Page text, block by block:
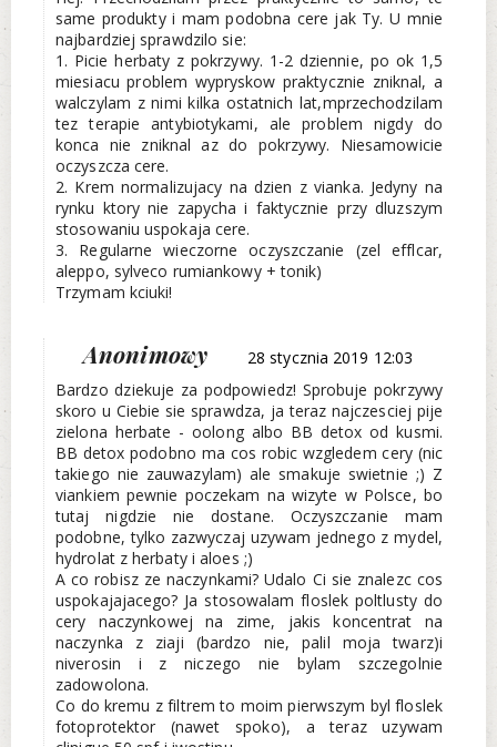
same produkty i mam podobna cere jak Ty. U mnie
najbardziej sprawdzilo sie:
1. Picie herbaty z pokrzywy. 1-2 dziennie, po ok 1,5
miesiacu problem wypryskow praktycznie zniknal, a
walczylam z nimi kilka ostatnich lat,mprzechodzilam
tez terapie antybiotykami, ale problem nigdy do
konca nie zniknal az do pokrzywy. Niesamowicie
oczyszcza cere.
2. Krem normalizujacy na dzien z vianka. Jedyny na
rynku ktory nie zapycha i faktycznie przy dluzszym
stosowaniu uspokaja cere.
3. Regularne wieczorne oczyszczanie (zel efflcar,
aleppo, sylveco rumiankowy + tonik)
Trzymam kciuki!
Anonimowy
28 stycznia 2019 12:03
Bardzo dziekuje za podpowiedz! Sprobuje pokrzywy
skoro u Ciebie sie sprawdza, ja teraz najczesciej pije
zielona herbate - oolong albo BB detox od kusmi.
BB detox podobno ma cos robic wzgledem cery (nic
takiego nie zauwazylam) ale smakuje swietnie ;) Z
viankiem pewnie poczekam na wizyte w Polsce, bo
tutaj nigdzie nie dostane. Oczyszczanie mam
podobne, tylko zazwyczaj uzywam jednego z mydel,
hydrolat z herbaty i aloes ;)
A co robisz ze naczynkami? Udalo Ci sie znalezc cos
uspokajajacego? Ja stosowalam floslek poltlusty do
cery naczynkowej na zime, jakis koncentrat na
naczynka z ziaji (bardzo nie, palil moja twarz)i
niverosin i z niczego nie bylam szczegolnie
zadowolona.
Co do kremu z filtrem to moim pierwszym byl floslek
fotoprotektor (nawet spoko), a teraz uzywam